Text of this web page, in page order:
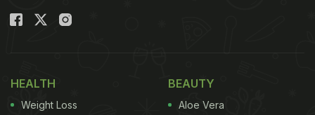
HEALTH
Weight Loss
BEAUTY
Aloe Vera